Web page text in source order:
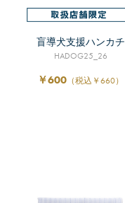
盲導犬支援ハンカチ
HADOG25_26
￥600 （税込￥660）